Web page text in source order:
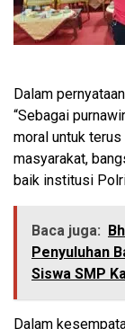
Dalam
“Sebagai
moral untuk
masyarakat,
baik institusi
Baca juga:
Penyuluhan
Siswa SMP
Dalam